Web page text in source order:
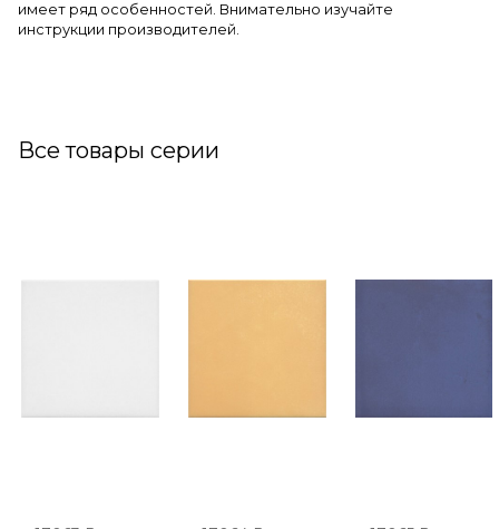
имеет ряд особенностей. Внимательно изучайте
инструкции производителей.
Все товары серии